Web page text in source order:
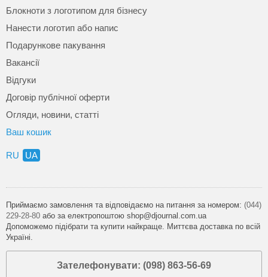
Блокноти з логотипом для бізнесу
Нанести логотип або напис
Подарункове пакування
Вакансії
Відгуки
Договір публічної оферти
Огляди, новини, статті
Ваш кошик
RU UA
Приймаємо замовлення та відповідаємо на питання за номером: (044)
229-28-80 або за електропоштою shop@djournal.com.ua
Допоможемо підібрати та купити найкраще. Миттєва доставка по всій
Україні.
Зателефонувати: (098) 863-56-69